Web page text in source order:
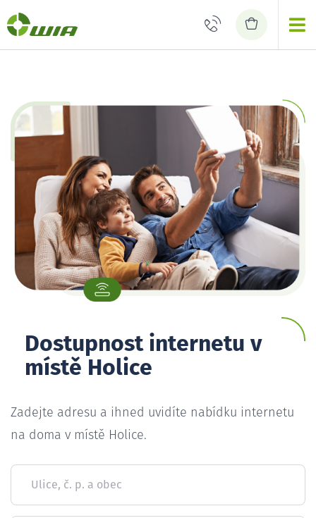
Dostupnost internetu v
místě Holice
Zadejte adresu a ihned uvidíte nabídku internetu
na doma v místě Holice.
Ulice, č. p. a obec